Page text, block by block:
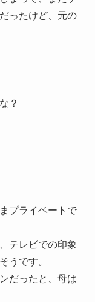
ったけど、元の
？
プライベートで
テレビでの印象
うです。
だったと、母は